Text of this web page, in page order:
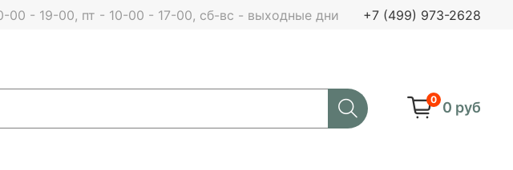
00 - 19-00, пт - 10-00 - 17-00, сб-вс - выходные дни +7 (499) 973-2628
0 0 руб